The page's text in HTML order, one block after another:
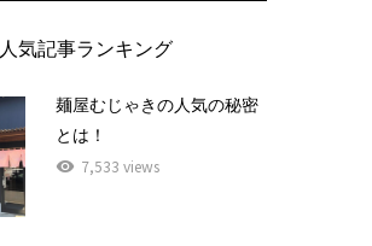
人気記事ランキング
麺屋むじゃきの人気の秘密
とは！
7,533 views